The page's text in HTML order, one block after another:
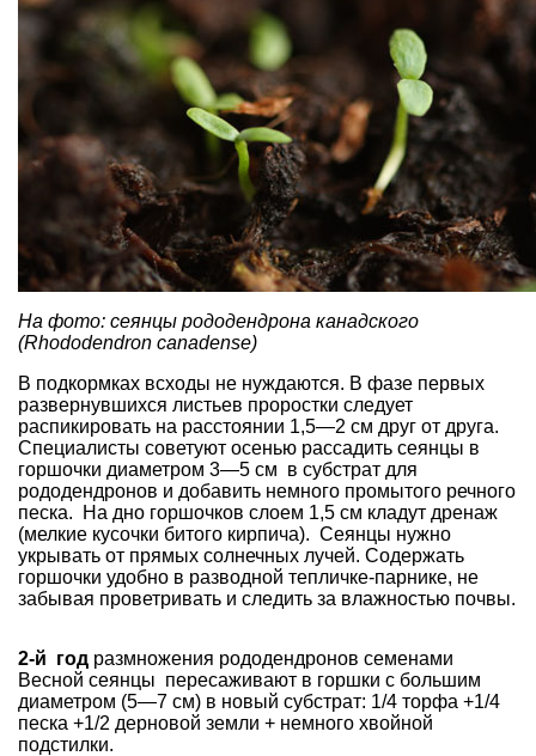
На фото: сеянцы рододендрона канадского
(Rhododendron canadense)
В подкормках всходы не нуждаются. В фазе первых
развернувшихся листьев проростки следует
распикировать на расстоянии 1,5—2 см друг от друга.
Специалисты советуют осенью рассадить сеянцы в
горшочки диаметром 3—5 см в субстрат для
рододендронов и добавить немного промытого речного
песка. На дно горшочков слоем 1,5 см кладут дренаж
(мелкие кусочки битого кирпича). Сеянцы нужно
укрывать от прямых солнечных лучей. Содержать
горшочки удобно в разводной тепличке-парнике, не
забывая проветривать и следить за влажностью почвы.
2-й год размножения рододендронов семенами
Весной сеянцы пересаживают в горшки с большим
диаметром (5—7 см) в новый субстрат: 1/4 торфа +1/4
песка +1/2 дерновой земли + немного хвойной
подстилки.